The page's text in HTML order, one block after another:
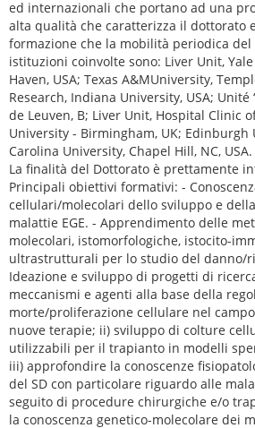
ed internazionali che portano ad una
alta qualità che caratterizza il dottorato
formazione che la mobilità periodica del
istituzioni coinvolte sono: Liver Unit,
Haven, USA; Texas A&MUniversity,
Research, Indiana University, USA; Unité
de Leuven, B; Liver Unit, Hospital Clinic
University - Birmingham, UK; Edinburgh
Carolina University, Chapel Hill, NC, USA.
La finalità del Dottorato è prettamente
Principali obiettivi formativi: -
cellulari/molecolari dello sviluppo e
malattie EGE. - Apprendimento delle
molecolari, istomorfologiche, istocito-
ultrastrutturali per lo studio del danno/
Ideazione e sviluppo di progetti di
meccanismi e agenti alla base della
morte/proliferazione cellulare nel
nuove terapie; ii) sviluppo di colture
utilizzabili per il trapianto in modelli
iii) approfondire la conoscenze
del SD con particolare riguardo alle
seguito di procedure chirurgiche e/o
la conoscenza genetico-molecolare dei